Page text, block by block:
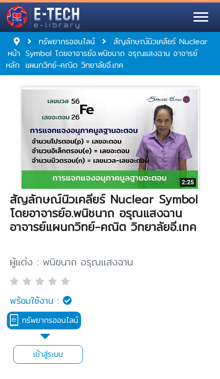
หน้า
หลัก
ทรัพยากรออนไลน์
สัญลักษณ์นิวเคลียร์ Nuclear
Symbol โดยอาจารย์อ.พนิชนาถ อรุณแสงฉาน อาจารย์
แผนกวิทย์-คณิต วิทยาลัยอี.เทค
สัญลักษณ์นิวเคลียร์ Nuclear Symbol
โดยอาจารย์อ.พนิชนาถ อรุณแสงฉาน
อาจารย์แผนกวิทย์-คณิต วิทยาลัยอี.เทค
ผู้แต่ง : พนิชนาถ อรุณแสงฉาน
พร้อมใช้งาน :
ทรัพยากรออนไลน์
เข้าสู่ระบบ